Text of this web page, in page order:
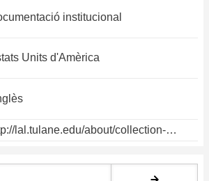
institucional
Units d'Amèrica
lal.tulane.edu/about/collection-…